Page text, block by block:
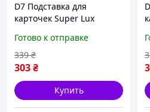
D7 Подставка для
карточек Super Lux
10шт золотой
ценникодержатель для
банкето MOD58L
Готово к отправке
303₴
339 ₴
Купить